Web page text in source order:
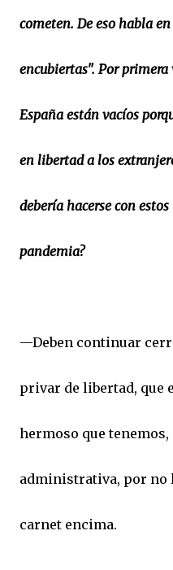
cometen. De eso habla
encubiertas". Por primera
España están vacíos
en libertad a los
debería hacerse con
pandemia?
—Deben continuar
privar de libertad, que
hermoso que
administrativa, por no
carnet encima.